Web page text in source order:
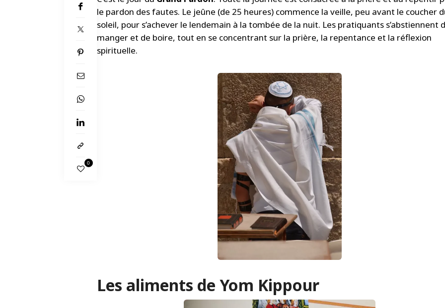
0
le pardon des fautes. Le jeûne (de 25 heures) commence la veille, peu avant le coucher
soleil, pour s’achever le lendemain à la tombée de la nuit. Les pratiquants s’abstiennent
manger et de boire, tout en se concentrant sur la prière, la repentance et la réflexion
spirituelle.
Les aliments de Yom Kippour